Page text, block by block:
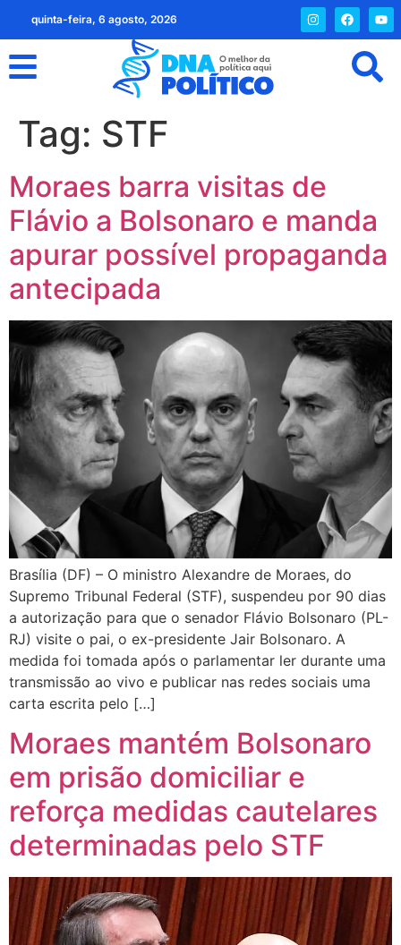
quinta-feira, 6 agosto, 2026
Tag: STF
Moraes barra visitas de
Flávio a Bolsonaro e manda
apurar possível propaganda
antecipada
Brasília (DF) – O ministro Alexandre de Moraes, do
Supremo Tribunal Federal (STF), suspendeu por 90 dias
a autorização para que o senador Flávio Bolsonaro (PL-
RJ) visite o pai, o ex-presidente Jair Bolsonaro. A
medida foi tomada após o parlamentar ler durante uma
transmissão ao vivo e publicar nas redes sociais uma
carta escrita pelo […]
Moraes mantém Bolsonaro
em prisão domiciliar e
reforça medidas cautelares
determinadas pelo STF